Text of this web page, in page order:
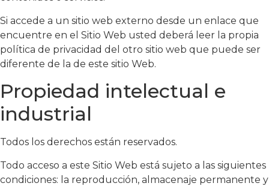
Si accede a un sitio web externo desde un enlace que
encuentre en el Sitio Web usted deberá leer la propia
política de privacidad del otro sitio web que puede ser
diferente de la de este sitio Web.
Propiedad intelectual e
industrial
Todos los derechos están reservados.
Todo acceso a este Sitio Web está sujeto a las siguientes
condiciones: la reproducción, almacenaje permanente y